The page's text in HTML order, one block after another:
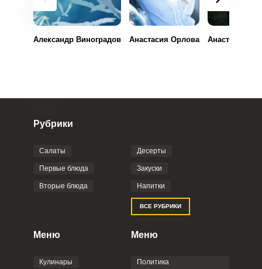
Александр Виноградов Анастасия Орлова Анастасия
Рубрики
Салаты
Первые блюда
Вторые блюда
Десерты
Закуски
Напитки
ВСЕ РУБРИКИ
Меню
Кулинары
Меню
Политика